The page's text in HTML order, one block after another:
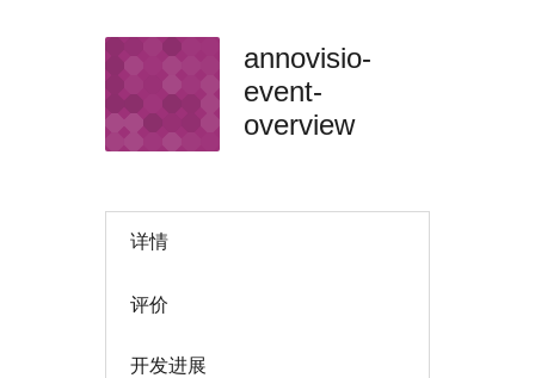
annovisio-
event-
overview
详情
评价
开发进展